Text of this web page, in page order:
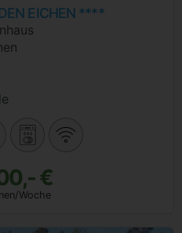
EICHEN ****
€
Woche